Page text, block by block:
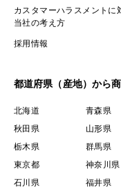
カスタマーハラスメントに
当社の考え方
採用情報
都道府県（産地）から
北海道 青森県
秋田県
山形県
栃木県
群馬県
東京都
神奈川県
石川県
福井県